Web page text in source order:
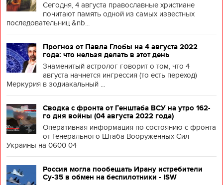
Сегодня, 4 августа православные христиане
почитают память одной из самых известных
последовательниц &nb...
Прогноз от Павла Глобы на 4 августа 2022
года: что нельзя делать в этот день
Знаменитый астролог говорит о том, что 4
августа начнется ингрессия (то есть переход)
Меркурия в зодиакальный ...
Сводка с фронта от Генштаба ВСУ на утро 162-
го дня войны (04 августа 2022 года)
Оперативная информация по состоянию с фронта
от Генерального Штаба Вооруженных Сил
Украины на 0600 04
Россия могла пообещать Ирану истребители
Су-35 в обмен на беспилотники - ISW